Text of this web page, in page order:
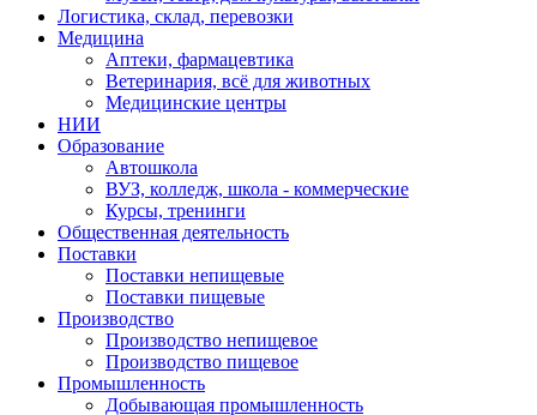
Логистика, склад, перевозки
Медицина
Аптеки, фармацевтика
Ветеринария, всё для животных
Медицинские центры
НИИ
Образование
Автошкола
ВУЗ, колледж, школа - коммерческие
Курсы, тренинги
Общественная деятельность
Поставки
Поставки непищевые
Поставки пищевые
Производство
Производство непищевое
Производство пищевое
Промышленность
Добывающая промышленность